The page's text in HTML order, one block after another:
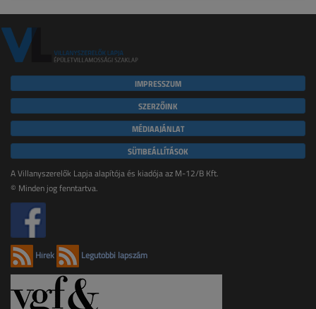
IMPRESSZUM
SZERZŐINK
MÉDIAAJÁNLAT
SÜTIBEÁLLÍTÁSOK
A Villanyszerelők Lapja alapítója és kiadója az M-12/B Kft.
© Minden jog fenntartva.
Hírek Legutóbbi lapszám